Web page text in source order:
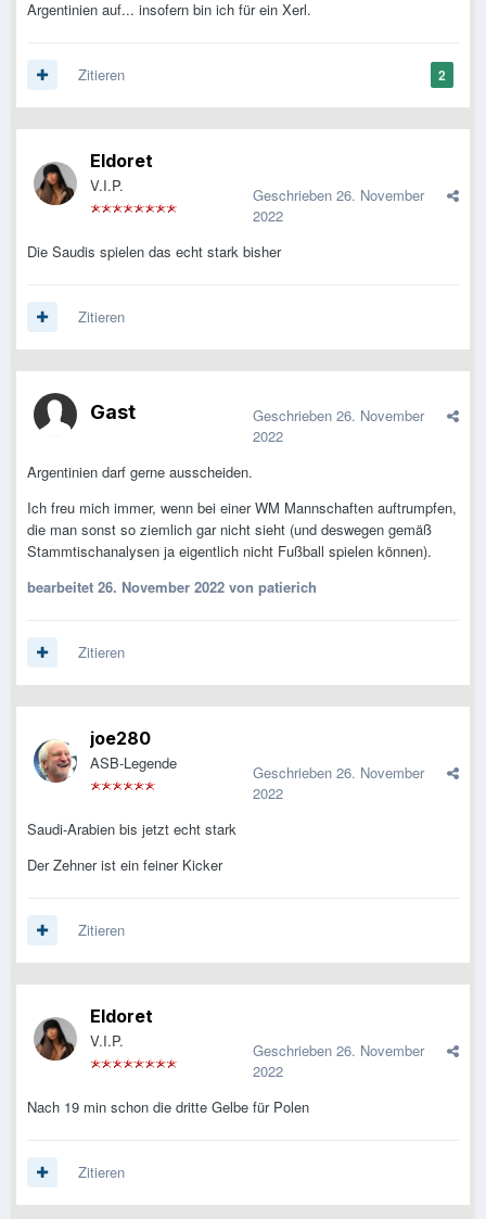
Argentinien auf... insofern bin ich für ein Xerl.
2
Zitieren
Eldoret
V.I.P. Geschrieben 26. November
2022
Die Saudis spielen das echt stark bisher
Zitieren
Gast Geschrieben 26. November
2022
Argentinien darf gerne ausscheiden.
Ich freu mich immer, wenn bei einer WM Mannschaften auftrumpfen,
die man sonst so ziemlich gar nicht sieht (und deswegen gemäß
Stammtischanalysen ja eigentlich nicht Fußball spielen können).
bearbeitet 26. November 2022 von patierich
Zitieren
joe280
ASB-Legende Geschrieben 26. November
2022
Saudi-Arabien bis jetzt echt stark
Der Zehner ist ein feiner Kicker
Zitieren
Eldoret
V.I.P. Geschrieben 26. November
2022
Nach 19 min schon die dritte Gelbe für Polen
Zitieren